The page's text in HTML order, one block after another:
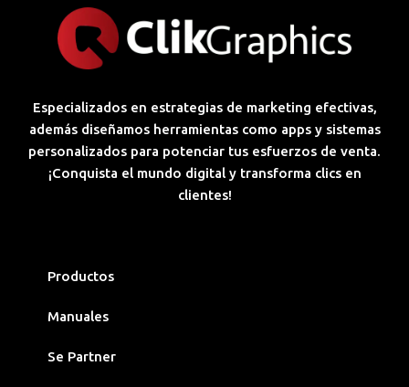
Especializados en estrategias de marketing efectivas,
además diseñamos herramientas como apps y sistemas
personalizados para potenciar tus esfuerzos de venta.
¡Conquista el mundo digital y transforma clics en
clientes!
Productos
Manuales
Se Partner